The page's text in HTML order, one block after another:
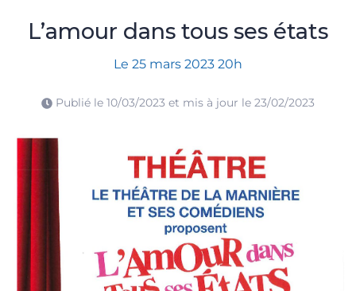
L’amour dans tous ses états
Le 25 mars 2023 20h
Publié le 10/03/2023 et mis à jour le 23/02/2023